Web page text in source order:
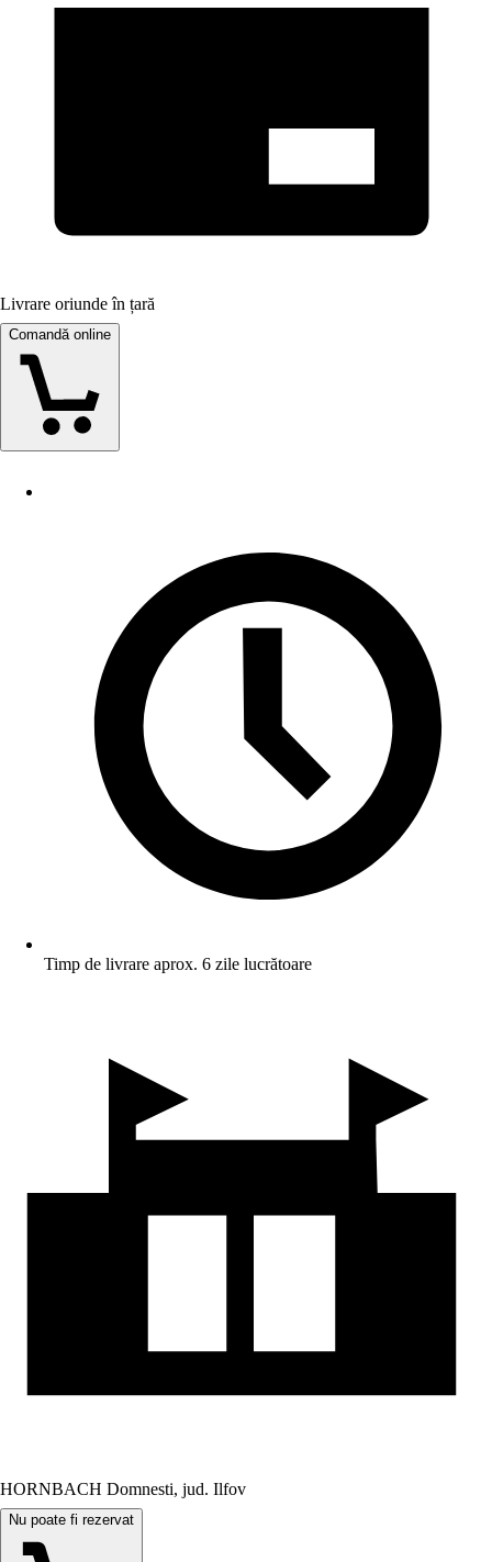
Livrare oriunde în țară
Comandă online
Timp de livrare aprox. 6 zile lucrătoare
HORNBACH Domnesti, jud. Ilfov
Nu poate fi rezervat